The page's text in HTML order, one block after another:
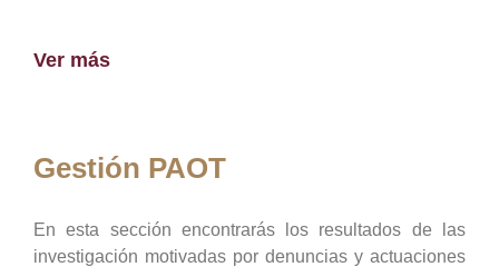
Ver más
Gestión PAOT
En esta sección encontrarás los resultados de las
investigación motivadas por denuncias y actuaciones